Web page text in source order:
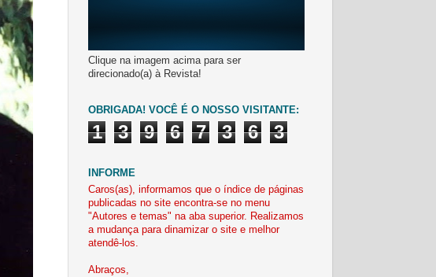
Clique na imagem acima para ser
direcionado(a) à Revista!
OBRIGADA! VOCÊ É O NOSSO VISITANTE:
1 3 9 6 7 3 6 3
INFORME
Caros(as), informamos que o índice de páginas
publicadas no site encontra-se no menu
"Autores e temas" na aba superior. Realizamos
a mudança para dinamizar o site e melhor
atendê-los.
Abraços,